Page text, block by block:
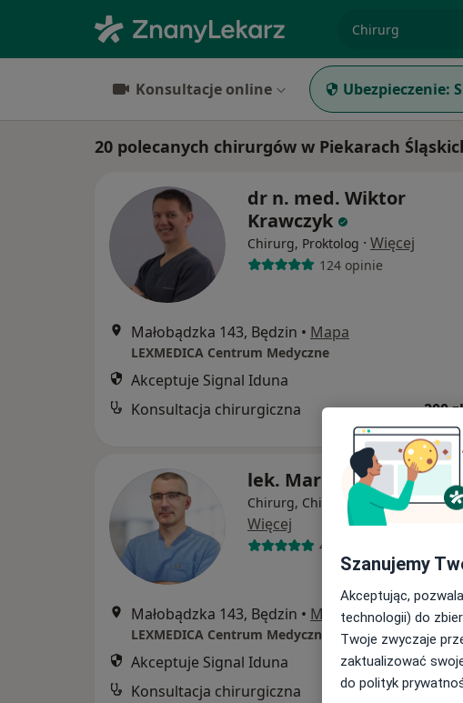
Konsultacje online Ubezpieczenie:
20 polecanych chirurgów w Piekarach
dr n. med. Wiktor
Krawczyk
Chirurg, Proktolog · Więcej
124 opinie
Małobądzka 143, Będzin • Mapa
LEXMEDICA Centrum Medyczne
Akceptuje Signal Iduna
Konsultacja chirurgiczna
200 zł
lek. Marcin Gawłowicz
Chirurg, Chirurg onkologiczny·
Więcej
4 opinie
Małobądzka 143, Będzin • Mapa
LEXMEDICA Centrum Medyczne
Akceptuje Signal Iduna
Konsultacja chirurgiczna
200 zł
Szanujemy
Akceptując,
technologii) do
Twoje zwyczaje
zaktualizować
do polityk